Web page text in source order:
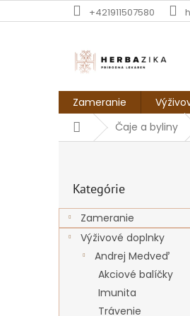
na
+421911507580
Zameranie
DomovČaje a byliny
ý
p
kategórie
Kategórie
Zameranie
Výživové doplnky
Andrej Medveď
Akciové balíčky
Imunita
Trávenie